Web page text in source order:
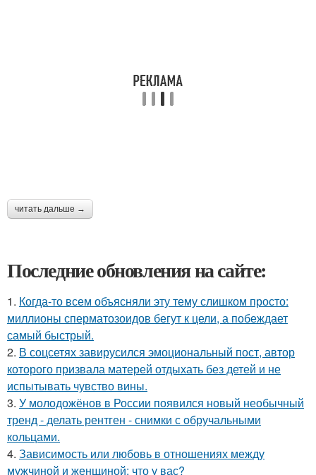
читать дальше →
Последние обновления на сайте:
1. Когда-то всем объясняли эту тему слишком просто:
миллионы сперматозоидов бегут к цели, а побеждает
самый быстрый.
2. В соцсетях завирусился эмоциональный пост, автор
которого призвала матерей отдыхать без детей и не
испытывать чувство вины.
3. У молодожёнов в России появился новый необычный
тренд - делать рентген - снимки с обручальными
кольцами.
4. Зависимость или любовь в отношениях между
мужчиной и женщиной: что у вас?